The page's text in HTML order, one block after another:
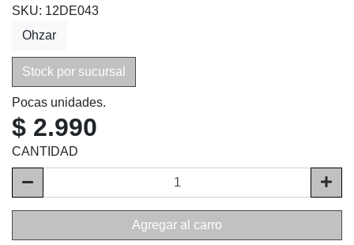
SKU: 12DE043
Ohzar
Stock por sucursal
Pocas unidades.
$ 2.990
CANTIDAD
Agregar al carro